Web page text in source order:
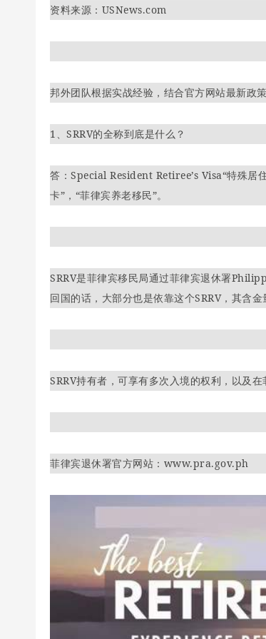
资料来源：USNews.com
邦外团队根据实战经验，结合官方网站最新政
1、SRRV的全称到底是什么？
答：Special Resident Retiree’s Visa“特殊居
卡”，“菲律宾养老移民”。
SRRV是菲律宾移民局通过菲律宾退休署
回国的话，大部分也是依靠这个SRRV，其含金
SRRV持有者，可享有多次入境的权利，以及在
菲律宾退休署官方网站：www.pra.gov.ph